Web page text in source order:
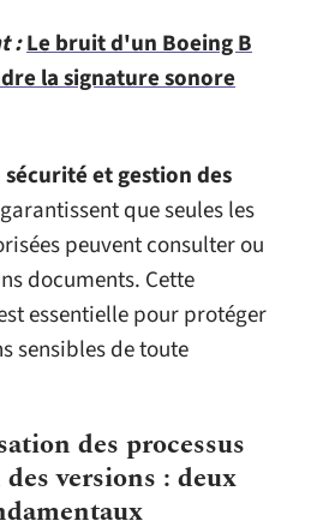
:Le bruit d'un Boeing B
la signature sonore
sécurité et gestion des
garantissent que seules les
peuvent consulter ou
documents. Cette
essentielle pour protéger
sensibles de toute
des processus
versions : deux